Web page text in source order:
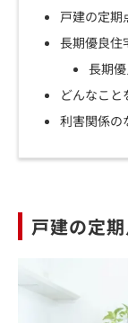
戸建の定期
長期優良住
長期
どんなこと
利害関係の
戸建の定